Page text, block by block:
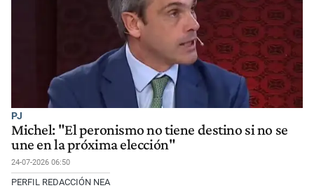
PJ
Michel: "El peronismo no tiene destino si no se
une en la próxima elección"
24-07-2026 06:50
PERFIL REDACCIÓN NEA